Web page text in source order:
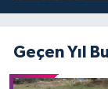
Geçen Yıl